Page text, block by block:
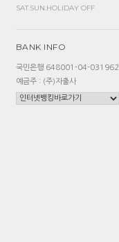
SAT.SUN.HOLIDAY OFF
BANK INFO
국민은행 648001-04-031962
예금주 : (주)자출사